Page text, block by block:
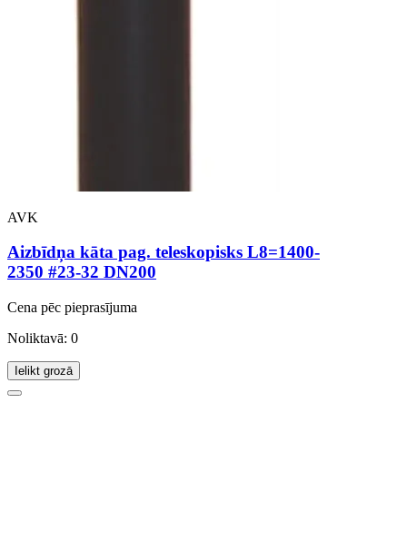
AVK
Aizbīdņa kāta pag. teleskopisks L8=1400-
2350 #23-32 DN200
Cena pēc pieprasījuma
Noliktavā: 0
Ielikt grozā